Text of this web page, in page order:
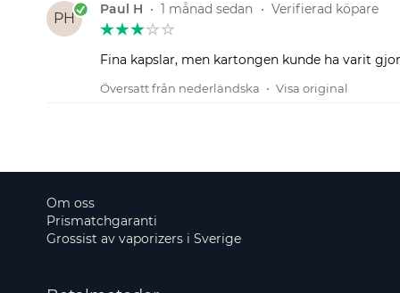
PH
Paul H • 1 månad sedan • Verifierad köpare
Fina kapslar, men kartongen kunde ha varit
Översatt från nederländska • Visa original
Om oss
Prismatchgaranti
Grossist av vaporizers i Sverige